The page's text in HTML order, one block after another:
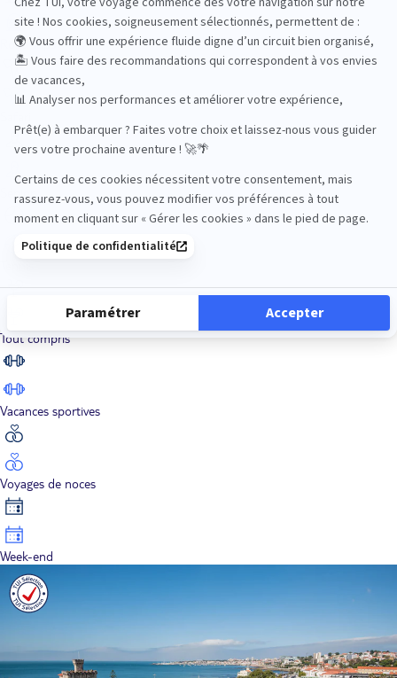
Road Trips
Sénior
Tout compris
Vacances sportives
Voyages de noces
Week-end